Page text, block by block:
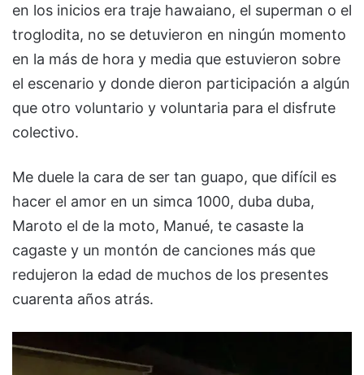
en los inicios era traje hawaiano, el superman o el
troglodita, no se detuvieron en ningún momento
en la más de hora y media que estuvieron sobre
el escenario y donde dieron participación a algún
que otro voluntario y voluntaria para el disfrute
colectivo.
Me duele la cara de ser tan guapo, que difícil es
hacer el amor en un simca 1000, duba duba,
Maroto el de la moto, Manué, te casaste la
cagaste y un montón de canciones más que
redujeron la edad de muchos de los presentes
cuarenta años atrás.